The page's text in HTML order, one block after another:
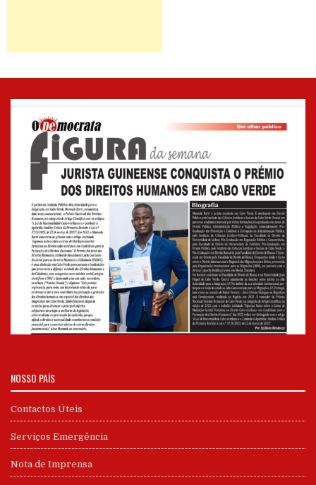
NOSSO PAÍS
Contactos Úteis
Serviços Emergência
Nota de Imprensa